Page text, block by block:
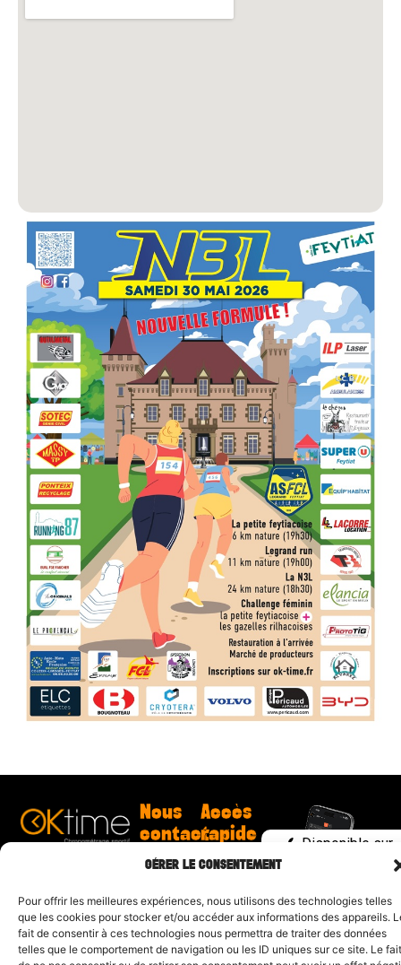
GÉRER LE CONSENTEMENT
Pour offrir les meilleures expériences, nous utilisons des technologies telles
que les cookies pour stocker et/ou accéder aux informations des appareils.
fait de consentir à ces technologies nous permettra de traiter des données
telles que le comportement de navigation ou les ID uniques sur ce site. Le fait
Nous
contacter
Couton
time.fr
Accès
rapide
Événements
Dordogne
Challenge
Trail 17
Demande
de devis
Disponible sur
Google Play